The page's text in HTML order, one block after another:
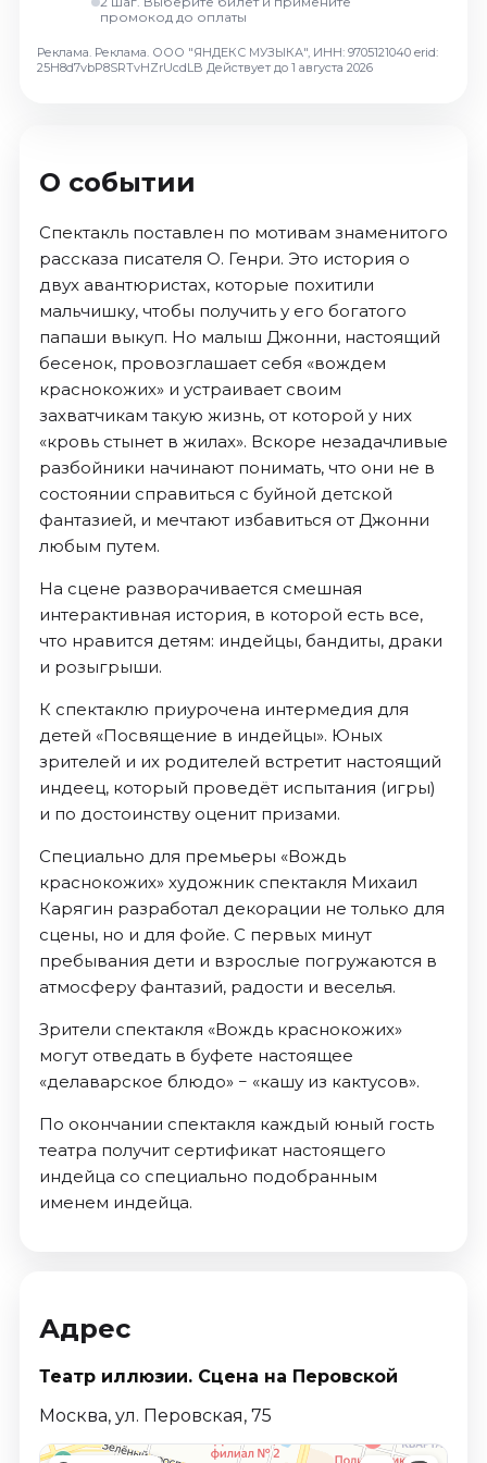
Октябрь 2026
Спорт
События
Август 2026
Сентябрь 2026
Октябрь 2026
Ноябрь 2026
Декабрь 2026
Январь 2027
Площадки
промокод до оплаты
Реклама. Реклама. ООО "ЯНДЕКС МУЗЫКА", ИНН: 9705121040 erid:
25H8d7vbP8SRTvHZrUcdLB Действует до 1 августа 2026
О событии
Спектакль поставлен по мотивам знаменитого
рассказа писателя О. Генри. Это история о
двух авантюристах, которые похитили
мальчишку, чтобы получить у его богатого
папаши выкуп. Но малыш Джонни, настоящий
бесенок, провозглашает себя «вождем
краснокожих» и устраивает своим
захватчикам такую жизнь, от которой у них
«кровь стынет в жилах». Вскоре незадачливые
разбойники начинают понимать, что они не в
состоянии справиться с буйной детской
фантазией, и мечтают избавиться от Джонни
любым путем.
На сцене разворачивается смешная
интерактивная история, в которой есть все,
что нравится детям: индейцы, бандиты, драки
и розыгрыши.
К спектаклю приурочена интермедия для
детей «Посвящение в индейцы». Юных
зрителей и их родителей встретит настоящий
индеец, который проведёт испытания (игры)
и по достоинству оценит призами.
Специально для премьеры «Вождь
краснокожих» художник спектакля Михаил
Карягин разработал декорации не только для
сцены, но и для фойе. С первых минут
пребывания дети и взрослые погружаются в
атмосферу фантазий, радости и веселья.
Зрители спектакля «Вождь краснокожих»
могут отведать в буфете настоящее
«делаварское блюдо» − «кашу из кактусов».
По окончании спектакля каждый юный гость
театра получит сертификат настоящего
индейца со специально подобранным
именем индейца.
Адрес
Театр иллюзии. Сцена на Перовской
Москва, ул. Перовская, 75